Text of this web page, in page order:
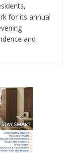
for its annual
and